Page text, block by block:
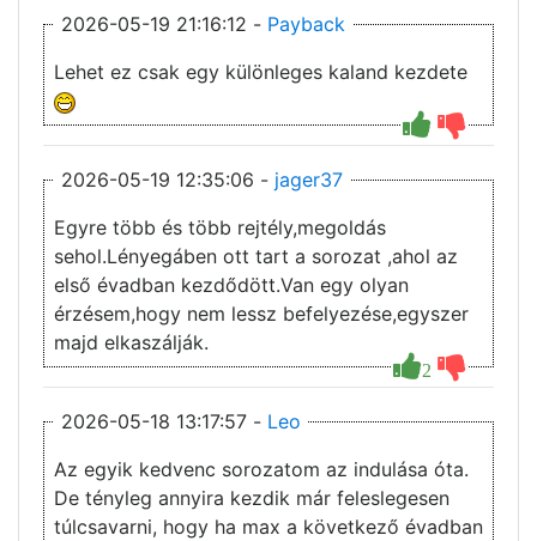
2026-05-19 21:16:12 - Payback
Lehet ez csak egy különleges kaland kezdete
2026-05-19 12:35:06 - jager37
2
Egyre több és több rejtély,megoldás
sehol.Lényegáben ott tart a sorozat ,ahol az
első évadban kezdődött.Van egy olyan
érzésem,hogy nem lessz befelyezése,egyszer
majd elkaszálják.
2026-05-18 13:17:57 - Leo
Az egyik kedvenc sorozatom az indulása óta.
De tényleg annyira kezdik már feleslegesen
túlcsavarni, hogy ha max a következő évadban